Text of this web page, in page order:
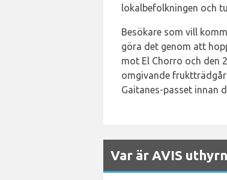
lokalbefolkningen och
Besökare som vill
göra det genom att
mot El Chorro och den
omgivande
Gaitanes-passet innan
Var är AVIS